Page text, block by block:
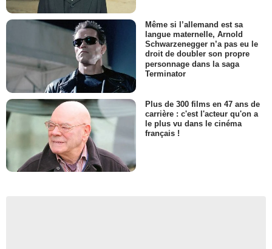
Même si l’allemand est sa
langue maternelle, Arnold
Schwarzenegger n’a pas eu le
droit de doubler son propre
personnage dans la saga
Terminator
Plus de 300 films en 47 ans de
carrière : c'est l'acteur qu'on a
le plus vu dans le cinéma
français !